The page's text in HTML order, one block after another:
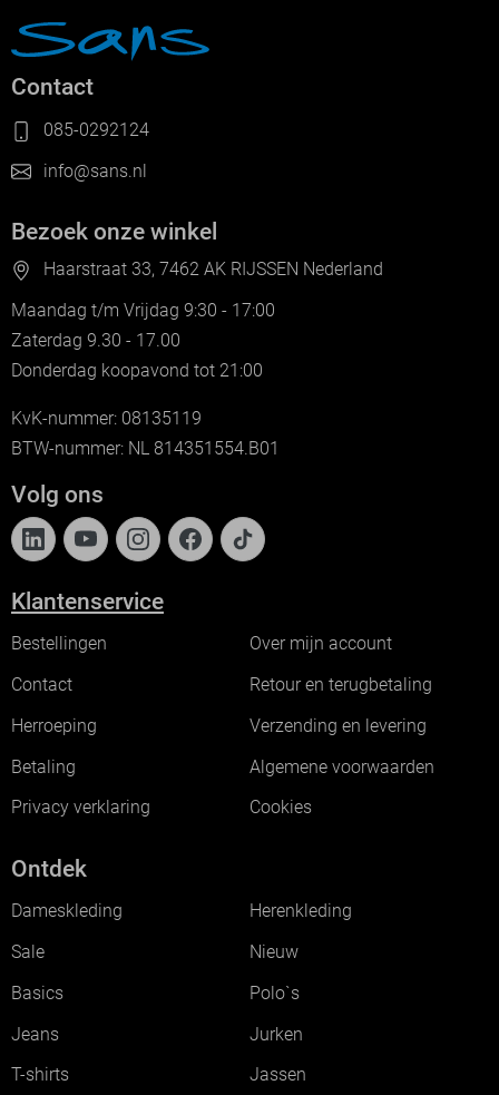
Contact
085-0292124
info@sans.nl
Bezoek onze winkel
Haarstraat 33, 7462 AK RIJSSEN Nederland
Maandag t/m Vrijdag 9:30 - 17:00
Zaterdag 9.30 - 17.00
Donderdag koopavond tot 21:00
KvK-nummer: 08135119
BTW-nummer: NL 814351554.B01
Volg ons
Klantenservice
Bestellingen
Over mijn account
Contact
Retour en terugbetaling
Herroeping
Verzending en levering
Betaling
Algemene voorwaarden
Privacy verklaring
Cookies
Ontdek
Dameskleding
Herenkleding
Sale
Nieuw
Basics
Polo`s
Jeans
Jurken
T-shirts
Jassen